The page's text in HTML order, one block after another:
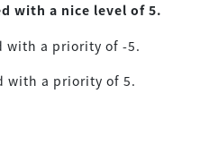
with a nice level of 5.
with a priority of -5.
with a priority of 5.